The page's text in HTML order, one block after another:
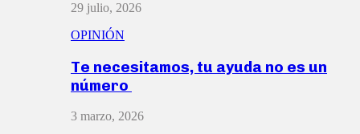
29 julio, 2026
OPINIÓN
Te necesitamos, tu ayuda no es un
número
3 marzo, 2026